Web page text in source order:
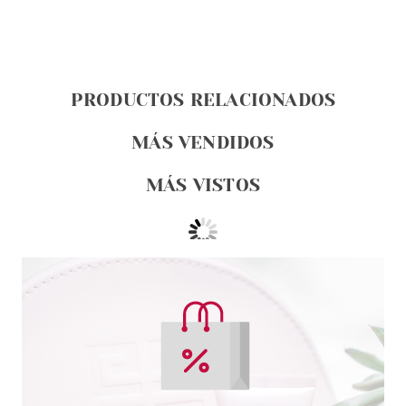
PRODUCTOS RELACIONADOS
MÁS VENDIDOS
MÁS VISTOS